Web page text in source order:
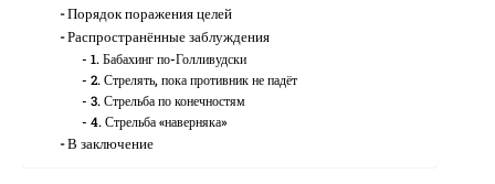
Порядок поражения целей
Распространённые заблуждения
1. Бабахинг по-Голливудски
2. Стрелять, пока противник не падёт
3. Стрельба по конечностям
4. Стрельба «наверняка»
В заключение